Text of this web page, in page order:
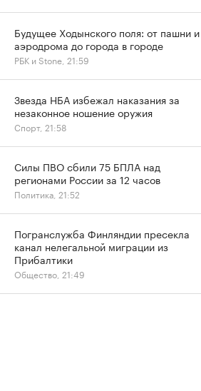
Будущее Ходынского поля: от пашни и
аэродрома до города в городе
РБК и Stone, 21:59
Звезда НБА избежал наказания за
незаконное ношение оружия
Спорт, 21:58
Силы ПВО сбили 75 БПЛА над
регионами России за 12 часов
Политика, 21:52
Погранслужба Финляндии пресекла
канал нелегальной миграции из
Прибалтики
Общество, 21:49